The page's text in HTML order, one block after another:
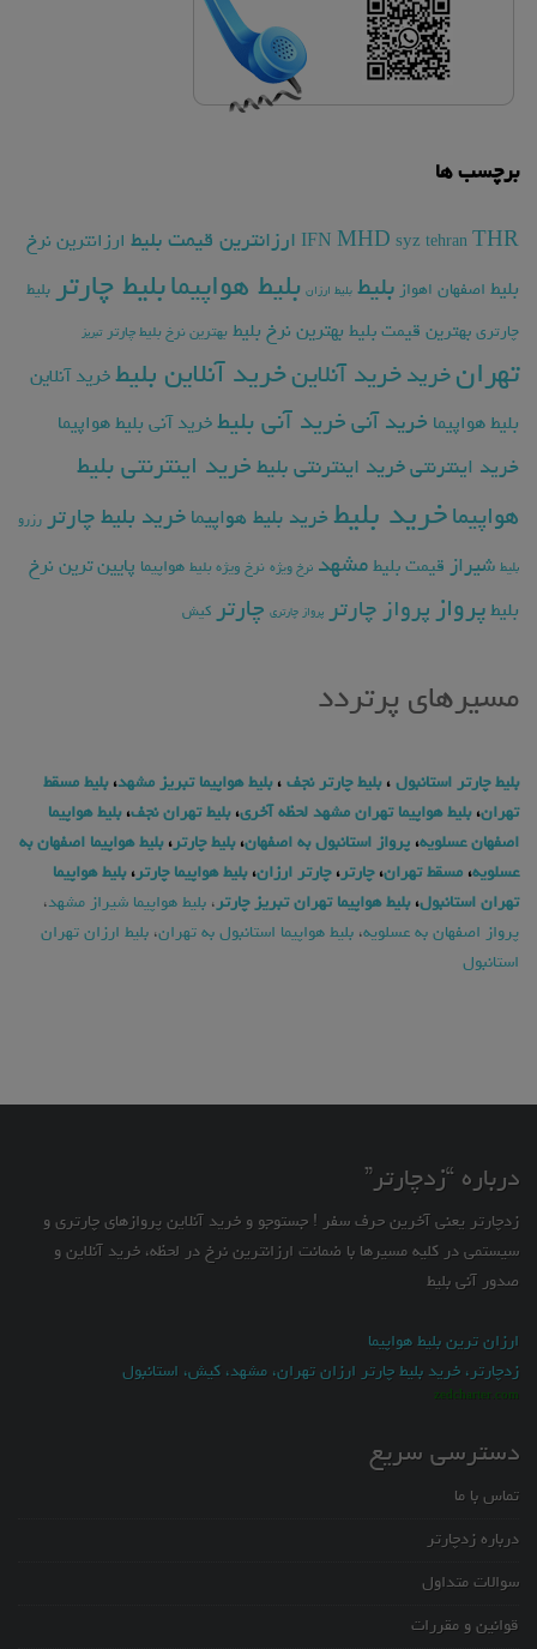
برچسب ها
IFN MHD syz tehran THR ارزانترین قیمت بلیط ارزانترین نرخ
بلیط اصفهان اهواز بلیط بلیط ارزان بلیط هواپیمابلیط چارتر بلیط
چارتری بهترین قیمت بلیط بهترین نرخ بلیط بهترین نرخ بلیط چارتر تبریز
تهران خرید خرید آنلاین خرید آنلاین بلیط خرید آنلاین
بلیط هواپیما خرید آنی خرید آنی بلیط خرید آنی بلیط هواپیما
خرید اینترنتی خرید اینترنتی بلیط خرید اینترنتی بلیط
هواپیما خرید بلیط خرید بلیط هواپیما خرید بلیط چارتر رزرو
بلیط شیراز قیمت بلیط مشهد نرخ ویژه نرخ ویژه بلیط هواپیما پایین ترین نرخ
بلیط پرواز پرواز چارتر پرواز چارتری چارتر کیش
مسیرهای پرتردد
بلیط چارتر استانبول ،بلیط چارتر نجف ،بلیط هواپیما تبریز مشهد،بلیط مسقط
تهران،بلیط هواپیما تهران مشهد لحظه آخری،بلیط تهران نجف،بلیط هواپیما
اصفهان عسلویه، پرواز استانبول به اصفهان،بلیط چارتر ،بلیط هواپیما اصفهان به
عسلویه، مسقط تهران،چارتر ،چارتر ارزان،بلیط هواپیما چارتر ،بلیط هواپیما
تهران استانبول،بلیط هواپیما تهران تبریز چارتر ، بلیط هواپیما شیراز مشهد،
پرواز اصفهان به عسلویه، بلیط هواپیما استانبول به تهران، بلیط ارزان تهران
استانبول
درباره “زدچارتر”
زدچارتر یعنی آخرین حرف سفر ! جستوجو و خرید آنلاین پروازهای چارتری و
سیستمی در کلیه مسیرها با ضمانت ارزانترین نرخ در لحظه، خرید آنلاین و
صدور آنی بلیط
ارزان ترین بلیط هواپیما
زدچارتر، خرید بلیط چارتر ارزان تهران، مشهد، کیش، استانبول
zedcharter.com
دسترسی سریع
تماس با ما
درباره زدچارتر
سوالات متداول
قوانین و مقررات